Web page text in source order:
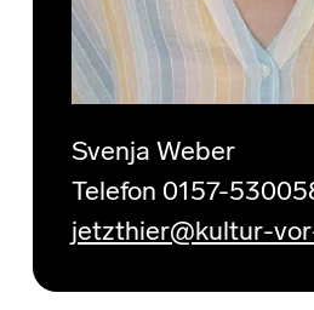
Svenja Weber
Telefon 0157-
jetzthier@kultur-